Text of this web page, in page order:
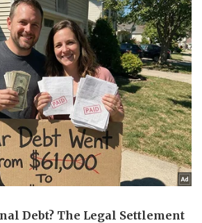
Thị trường
Giá vàng
Tiêu dùng
Tỷ giá
Chứng khoán
Giá cà phê